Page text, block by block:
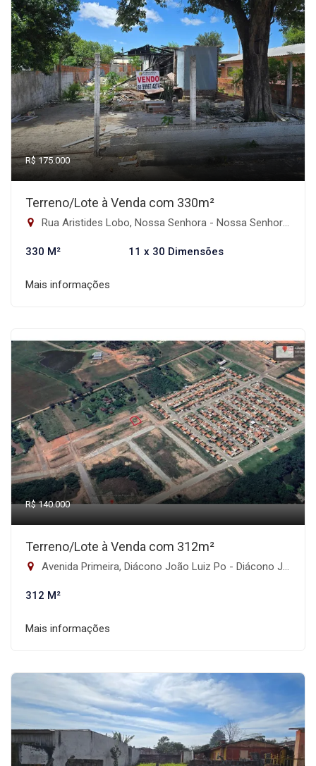
R$ 175.000
Terreno/Lote à Venda com 330m²
Rua Aristides Lobo, Nossa Senhora - Nossa Senhora do Rosario, Santa Maria-RS
330 M² 11 x 30 Dimensões
Mais informações
R$ 140.000
Terreno/Lote à Venda com 312m²
Avenida Primeira, Diácono João Luiz Po - Diácono João Luiz Pozzobon, Santa Maria-RS
312 M²
Mais informações